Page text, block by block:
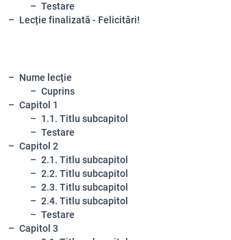
Testare
Lecție finalizată - Felicitări!
Nume lecție
Cuprins
Capitol 1
1.1. Titlu subcapitol
Testare
Capitol 2
2.1. Titlu subcapitol
2.2. Titlu subcapitol
2.3. Titlu subcapitol
2.4. Titlu subcapitol
Testare
Capitol 3